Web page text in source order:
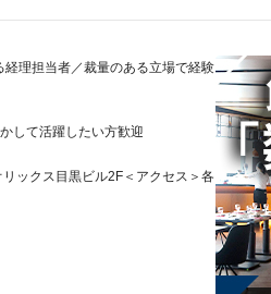
経理担当者／裁量のある立場で経験
して活躍したい方歓迎
ックス目黒ビル2F＜アクセス＞各